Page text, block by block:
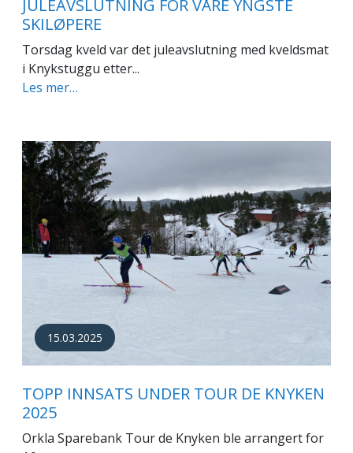
JULEAVSLUTNING FOR VÅRE YNGSTE
SKILØPERE
Torsdag kveld var det juleavslutning med kveldsmat
i Knykstuggu etter...
Les mer…
15.03.2025
TOPP INNSATS UNDER TOUR DE KNYKEN
2025
Orkla Sparebank Tour de Knyken ble arrangert for